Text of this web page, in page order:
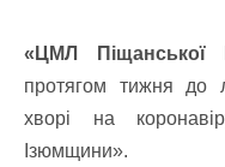
«ЦМЛ Піщанської
протягом тижня до
хворі на
Ізюмщини».